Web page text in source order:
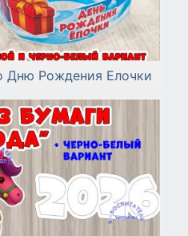
Дню Рождения Елочки